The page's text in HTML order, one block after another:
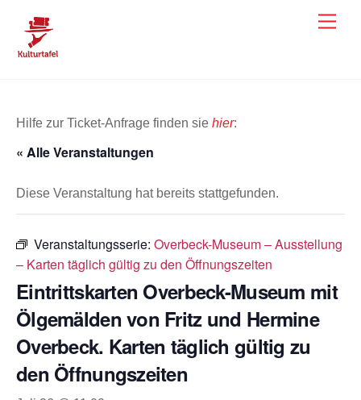
content
Hilfe zur Ticket-Anfrage finden sie hier:
« Alle Veranstaltungen
Diese Veranstaltung hat bereits stattgefunden.
Veranstaltungsserie: Overbeck-Museum – Ausstellung
– Karten täglich gültig zu den Öffnungszeiten
Eintrittskarten Overbeck-Museum mit
Ölgemälden von Fritz und Hermine
Overbeck. Karten täglich gültig zu
den Öffnungszeiten